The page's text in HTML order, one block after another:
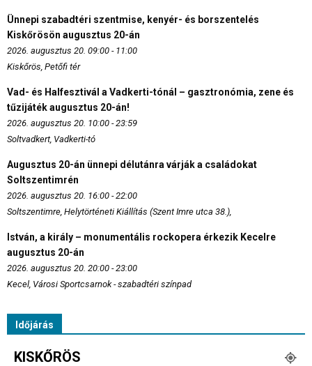
Ünnepi szabadtéri szentmise, kenyér- és borszentelés
Kiskőrösön augusztus 20-án
2026. augusztus 20. 09:00 - 11:00
Kiskőrös, Petőfi tér
Vad- és Halfesztivál a Vadkerti-tónál – gasztronómia, zene és
tűzijáték augusztus 20-án!
2026. augusztus 20. 10:00 - 23:59
Soltvadkert, Vadkerti-tó
Augusztus 20-án ünnepi délutánra várják a családokat
Soltszentimrén
2026. augusztus 20. 16:00 - 22:00
Soltszentimre, Helytörténeti Kiállítás (Szent Imre utca 38.),
István, a király – monumentális rockopera érkezik Kecelre
augusztus 20-án
2026. augusztus 20. 20:00 - 23:00
Kecel, Városi Sportcsarnok - szabadtéri színpad
Időjárás
KISKŐRÖS